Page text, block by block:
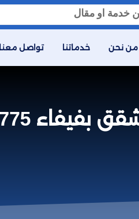
من نحن خدماتنا تواصل معنا
خصم 30% – شركة الصفوة